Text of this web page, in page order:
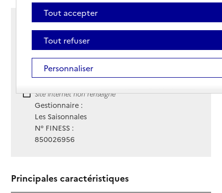
la grande boutière
85440 - Grosbreuil
Voir itinéraire
Téléphone :
02 51 20 50 00
Site Internet
Site internet non renseigné
Gestionnaire :
Les Saisonnales
N° FINESS :
850026956
Principales caractéristiques
Tout accepter
Tout refuser
Personnaliser